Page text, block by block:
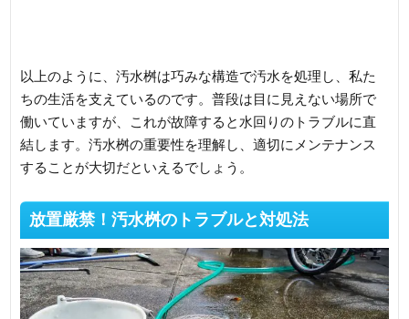
以上のように、汚水桝は巧みな構造で汚水を処理し、私た
ちの生活を支えているのです。普段は目に見えない場所で
働いていますが、これが故障すると水回りのトラブルに直
結します。汚水桝の重要性を理解し、適切にメンテナンス
することが大切だといえるでしょう。
放置厳禁！汚水桝のトラブルと対処法